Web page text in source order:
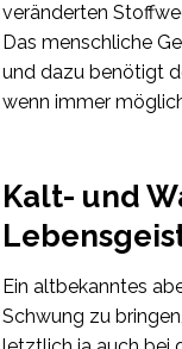
veränderten
Das menschliche
und dazu benötigt
wenn immer
Kalt- und
Ein altbekanntes
Schwung zu